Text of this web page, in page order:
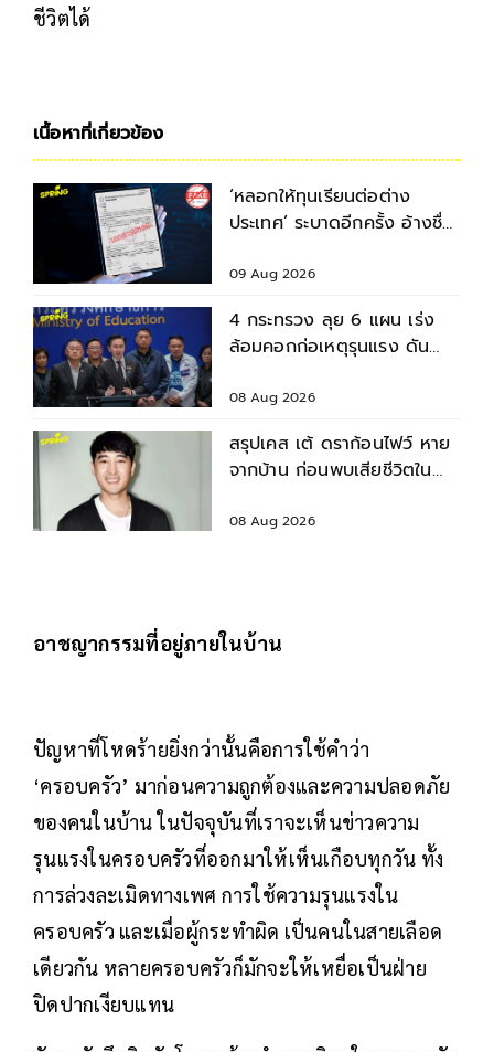
ชีวิตได้
เนื้อหาที่เกี่ยวข้อง
‘หลอกให้ทุนเรียนต่อต่าง
ประเทศ’ ระบาดอีกครั้ง อ้างชื่อ
ล็กเมล
09 Aug 2026
4 กระทรวง ลุย 6 แผน เร่ง
ล้อมคอกก่อเหตุรุนแรง ดัน
ศึกษา
08 Aug 2026
สรุปเคส เต้ ดราก้อนไฟว์ หาย
จากบ้าน ก่อนพบเสียชีวิตใน
08 Aug 2026
อาชญากรรมที่อยู่ภายในบ้าน
ปัญหาที่โหดร้ายยิ่งกว่านั้นคือการใช้คำว่า
‘ครอบครัว’ มาก่อนความถูกต้องและความปลอดภัย
ของคนในบ้าน ในปัจจุบันที่เราจะเห็นข่าวความ
รุนแรงในครอบครัวที่ออกมาให้เห็นเกือบทุกวัน ทั้ง
การล่วงละเมิดทางเพศ การใช้ความรุนแรงใน
ครอบครัว และเมื่อผู้กระทำผิด เป็นคนในสายเลือด
เดียวกัน หลายครอบครัวก็มักจะให้เหยื่อเป็นฝ่าย
ปิดปากเงียบแทน